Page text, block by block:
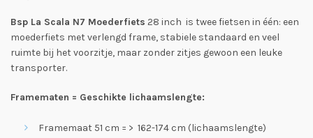
Bsp La Scala N7 Moederfiets 28 inch is twee fietsen in één: een
moederfiets met verlengd frame, stabiele standaard en veel
ruimte bij het voorzitje, maar zonder zitjes gewoon een leuke
transporter.
Framematen = Geschikte lichaamslengte:
Framemaat 51 cm = > 162-174 cm (lichaamslengte)